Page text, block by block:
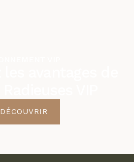
DÉCOUVRIR